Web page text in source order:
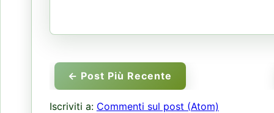
← Post Più Recente
Iscriviti a: Commenti sul post (Atom)